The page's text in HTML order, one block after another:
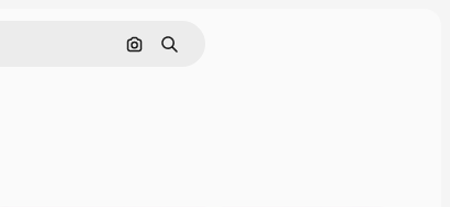
Nach Bild suchen
Suchen